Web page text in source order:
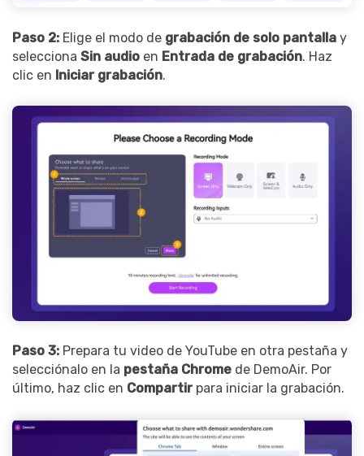
Paso 2: Elige el modo de grabación de solo pantalla y
selecciona Sin audio en Entrada de grabación. Haz
clic en Iniciar grabación.
Paso 3: Prepara tu video de YouTube en otra pestaña y
selecciónalo en la pestaña Chrome de DemoAir. Por
último, haz clic en Compartirpara iniciar la grabación.